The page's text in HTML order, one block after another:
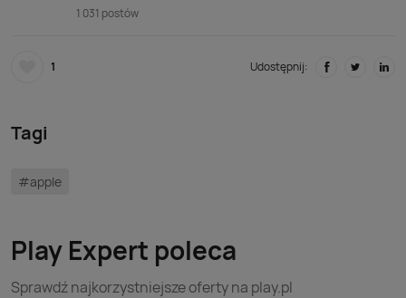
1 031 postów
1 Udostępnij:
Tagi
#apple
Play Expert poleca
Sprawdź najkorzystniejsze oferty na play.pl